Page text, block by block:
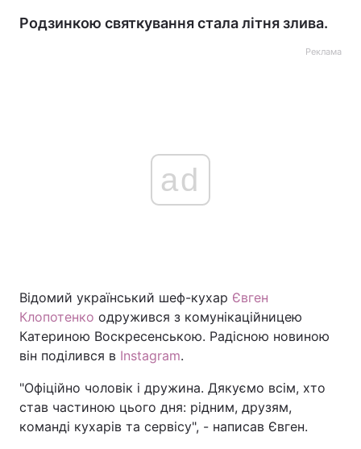
Родзинкою святкування стала літня злива.
Реклама
ad
Відомий український шеф-кухар Євген
Клопотенко одружився з комунікаційницею
Катериною Воскресенською. Радісною новиною
він поділився в Instagram.
"Офіційно чоловік і дружина. Дякуємо всім, хто
став частиною цього дня: рідним, друзям,
команді кухарів та сервісу", - написав Євген.